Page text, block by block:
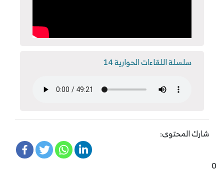
سلسلة اللقاءات الحوارية 14
شارك المحتوى:
0